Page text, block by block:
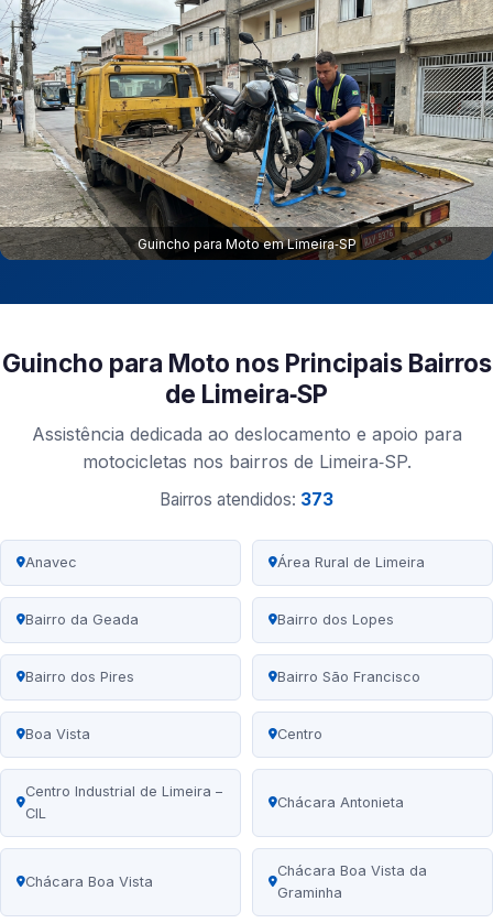
Guincho para Moto em Limeira‑SP
Guincho para Moto nos Principais Bairros
de Limeira‑SP
Assistência dedicada ao deslocamento e apoio para
motocicletas nos bairros de Limeira‑SP.
Bairros atendidos: 373
Anavec Área Rural de Limeira
Bairro da Geada Bairro dos Lopes
Bairro dos Pires Bairro São Francisco
Boa Vista Centro
Centro Industrial de Limeira –
CIL
Chácara Antonieta
Chácara Boa Vista
Chácara Boa Vista da
Graminha